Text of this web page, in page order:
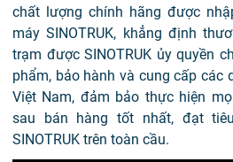
chất lượng chính hãng được
máy SINOTRUK, khẳng định
trạm được SINOTRUK ủy quyền
phẩm, bảo hành và cung cấp các
Việt Nam, đảm bảo thực hiện
sau bán hàng tốt nhất, đạt
SINOTRUK trên toàn cầu.